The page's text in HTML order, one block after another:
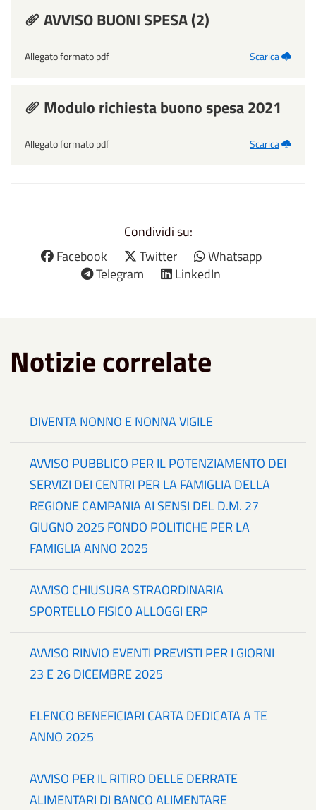
AVVISO BUONI SPESA (2)
Allegato formato pdf Scarica
Modulo richiesta buono spesa 2021
Allegato formato pdf Scarica
Condividi su:
Facebook
Twitter
Whatsapp
Telegram
LinkedIn
Notizie correlate
DIVENTA NONNO E NONNA VIGILE
AVVISO PUBBLICO PER IL POTENZIAMENTO DEI
SERVIZI DEI CENTRI PER LA FAMIGLIA DELLA
REGIONE CAMPANIA AI SENSI DEL D.M. 27
GIUGNO 2025 FONDO POLITICHE PER LA
FAMIGLIA ANNO 2025
AVVISO CHIUSURA STRAORDINARIA
SPORTELLO FISICO ALLOGGI ERP
AVVISO RINVIO EVENTI PREVISTI PER I GIORNI
23 E 26 DICEMBRE 2025
ELENCO BENEFICIARI CARTA DEDICATA A TE
ANNO 2025
AVVISO PER IL RITIRO DELLE DERRATE
ALIMENTARI DI BANCO ALIMENTARE